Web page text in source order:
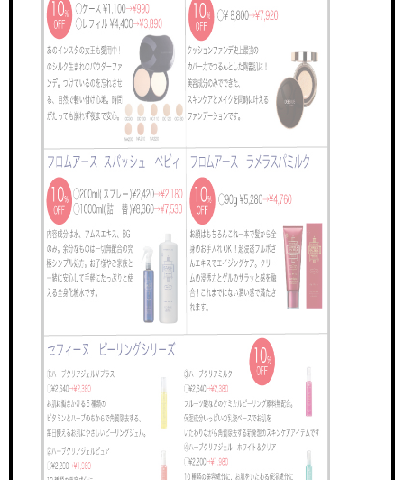
TOP サイトトップ
リクルート
FEATURE
STAFF VOICE スタッフの声
BRAND SALON サロン一覧